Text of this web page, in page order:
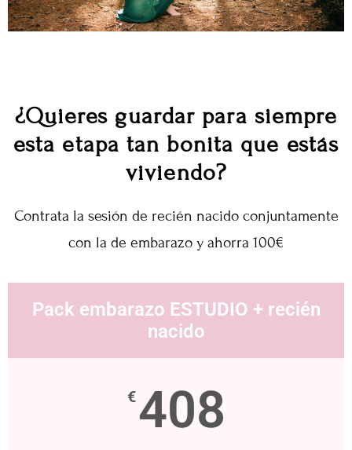
¿Quieres guardar para siempre
esta etapa tan bonita que estás
viviendo?
Contrata la sesión de recién nacido conjuntamente
con la de embarazo y ahorra 100€
Pack embarazo ESTUDIO + recién
nacido
€408